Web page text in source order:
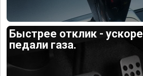
Быстрее отклик -
педали газа.